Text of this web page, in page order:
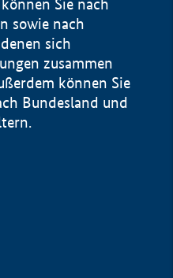
Sie nach
sowie nach
sich
zusammen
können Sie
Bundesland und